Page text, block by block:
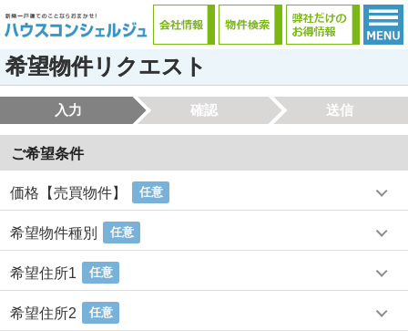
希望物件リクエスト
入力 確認 送信
ご希望条件
価格【売買物件】 任意
希望物件種別 任意
希望住所1 任意
希望住所2 任意